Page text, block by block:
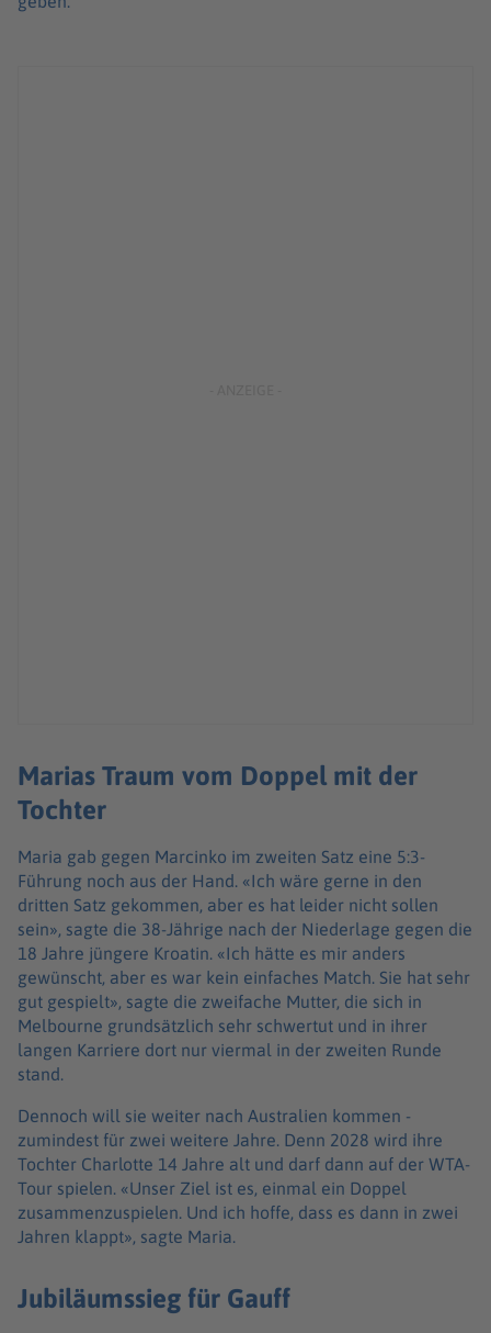
Marias Traum vom Doppel mit der
Tochter
Maria gab gegen Marcinko im zweiten Satz eine 5:3-
Führung noch aus der Hand. «Ich wäre gerne in den
dritten Satz gekommen, aber es hat leider nicht sollen
sein», sagte die 38-Jährige nach der Niederlage gegen die
18 Jahre jüngere Kroatin. «Ich hätte es mir anders
gewünscht, aber es war kein einfaches Match. Sie hat sehr
gut gespielt», sagte die zweifache Mutter, die sich in
Melbourne grundsätzlich sehr schwertut und in ihrer
langen Karriere dort nur viermal in der zweiten Runde
stand.
Dennoch will sie weiter nach Australien kommen -
zumindest für zwei weitere Jahre. Denn 2028 wird ihre
Tochter Charlotte 14 Jahre alt und darf dann auf der WTA-
Tour spielen. «Unser Ziel ist es, einmal ein Doppel
zusammenzuspielen. Und ich hoffe, dass es dann in zwei
Jahren klappt», sagte Maria.
Jubiläumssieg für Gauff